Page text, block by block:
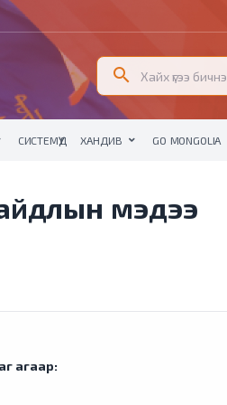
search
СИСТЕМҮҮД ХАНДИВ GO MONGOLIA
мэдээ
агаар: